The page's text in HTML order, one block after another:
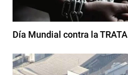
Día Mundial contra la TRATA